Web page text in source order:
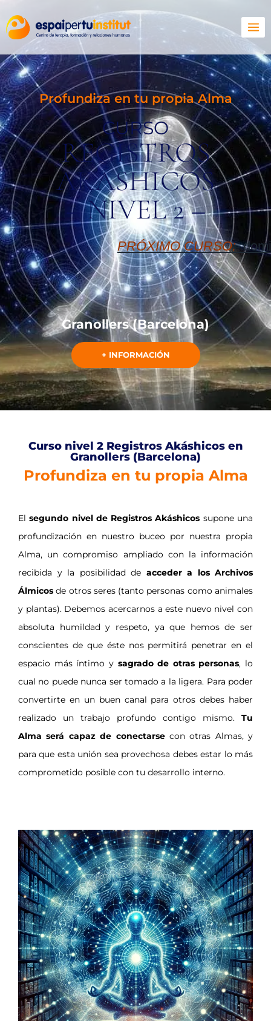
Profundiza en tu propia Alma
CURSO
REGISTROS
AKÁSHICOS
– NIVEL 2 –
PRÓXIMO CURSO:
Granollers (Barcelona)
+ INFORMACIÓN
Curso nivel 2 Registros Akáshicos en
Granollers (Barcelona)
Profundiza en tu propia Alma
Elsegundo nivel de Registros Akáshicos supone una
profundización en nuestro buceo por nuestra propia
Alma, un compromiso ampliado con la información
recibida y la posibilidad de acceder a los Archivos
Álmicos de otros seres (tanto personas como animales
y plantas). Debemos acercarnos a este nuevo nivel con
absoluta humildad y respeto, ya que hemos de ser
conscientes de que éste nos permitirá penetrar en el
espacio más íntimo y sagrado de otras personas, lo
cual no puede nunca ser tomado a la ligera. Para poder
convertirte en un buen canal para otros debes haber
realizado un trabajo profundo contigo mismo. Tu
Alma será capaz de conectarsecon otras Almas, y
para que esta unión sea provechosa debes estar lo más
comprometido posible con tu desarrollo interno.